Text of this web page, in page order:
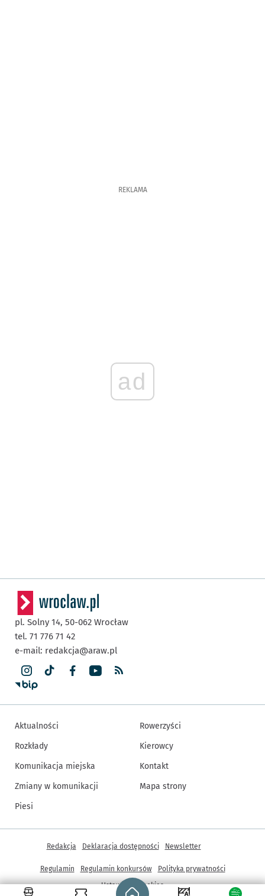
REKLAMA
ad
Strona główna - wroclaw.pl
pl. Solny 14, 50-062 Wrocław
tel. 71 776 71 42
e-mail: redakcja@araw.pl
Aktualności
Rozkłady
Komunikacja miejska
Zmiany w komunikacji
Piesi
Rowerzyści
Kierowcy
Kontakt
Mapa strony
Inne informacje
Redakcja Deklaracja dostępności Newsletter
Regulamin Regulamin konkursów
Polityka prywatności
Ustawienia cookies